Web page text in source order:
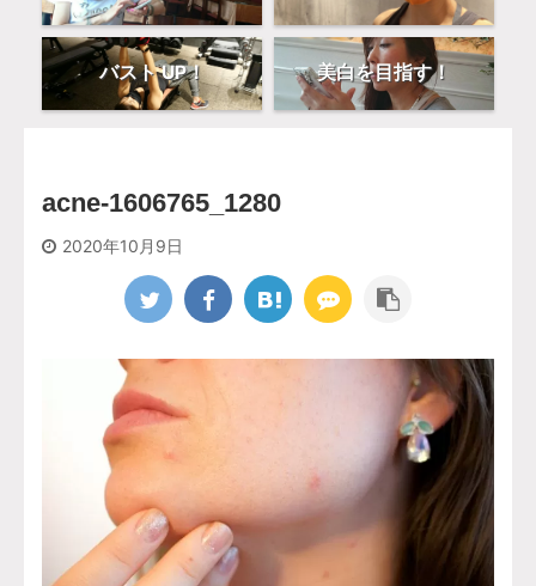
バスト UP！ 美白を目指す！
acne-1606765_1280
2020年10月9日